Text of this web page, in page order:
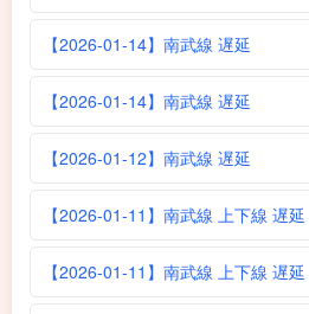
【2026-01-14】南武線 遅延
【2026-01-14】南武線 遅延
【2026-01-12】南武線 遅延
【2026-01-11】南武線 上下線 遅延
【2026-01-11】南武線 上下線 遅延